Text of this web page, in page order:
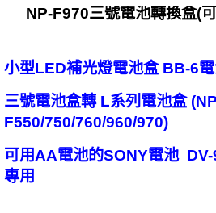
NP-F970三號電池轉換盒(
小型LED補光燈電池盒 BB-6
三號電池盒轉 L系列電池盒
F550/750/760/960/970)
可用AA電池的SONY電池
專用